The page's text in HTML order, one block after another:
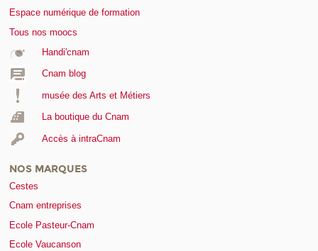
Espace numérique de formation
Tous nos moocs
Handi'cnam
Cnam blog
musée des Arts et Métiers
La boutique du Cnam
Accès à intraCnam
NOS MARQUES
Cestes
Cnam entreprises
Ecole Pasteur-Cnam
Ecole Vaucanson